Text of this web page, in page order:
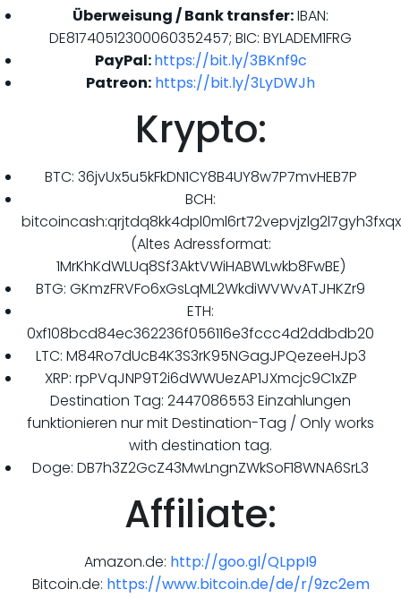
Überweisung / Bank transfer:IBAN:
DE81740512300060352457; BIC: BYLADEM1FRG
PayPal:https://bit.ly/3BKnf9c
Patreon: https://bit.ly/3LyDWJh
Krypto:
BTC: 36jvUx5u5kFkDN1CY8B4UY8w7P7mvHEB7P
BCH:
(Altes Adressformat:
1MrKhKdWLUq8Sf3AktVWiHABWLwkb8FwBE)
BTG: GKmzFRVFo6xGsLqML2WkdiWVWvATJHKZr9
ETH:
0xf108bcd84ec362236f056116e3fccc4d2ddbdb20
LTC: M84Ro7dUcB4K3S3rK95NGagJPQezeeHJp3
XRP: rpPVqJNP9T2i6dWWUezAP1JXmcjc9C1xZP
Destination Tag: 2447086553 Einzahlungen
funktionieren nur mit Destination-Tag / Only works
with destination tag.
Doge: DB7h3Z2GcZ43MwLngnZWkSoF18WNA6SrL3
Affiliate:
Amazon.de: http://goo.gl/QLppI9
Bitcoin.de: https://www.bitcoin.de/de/r/9zc2em